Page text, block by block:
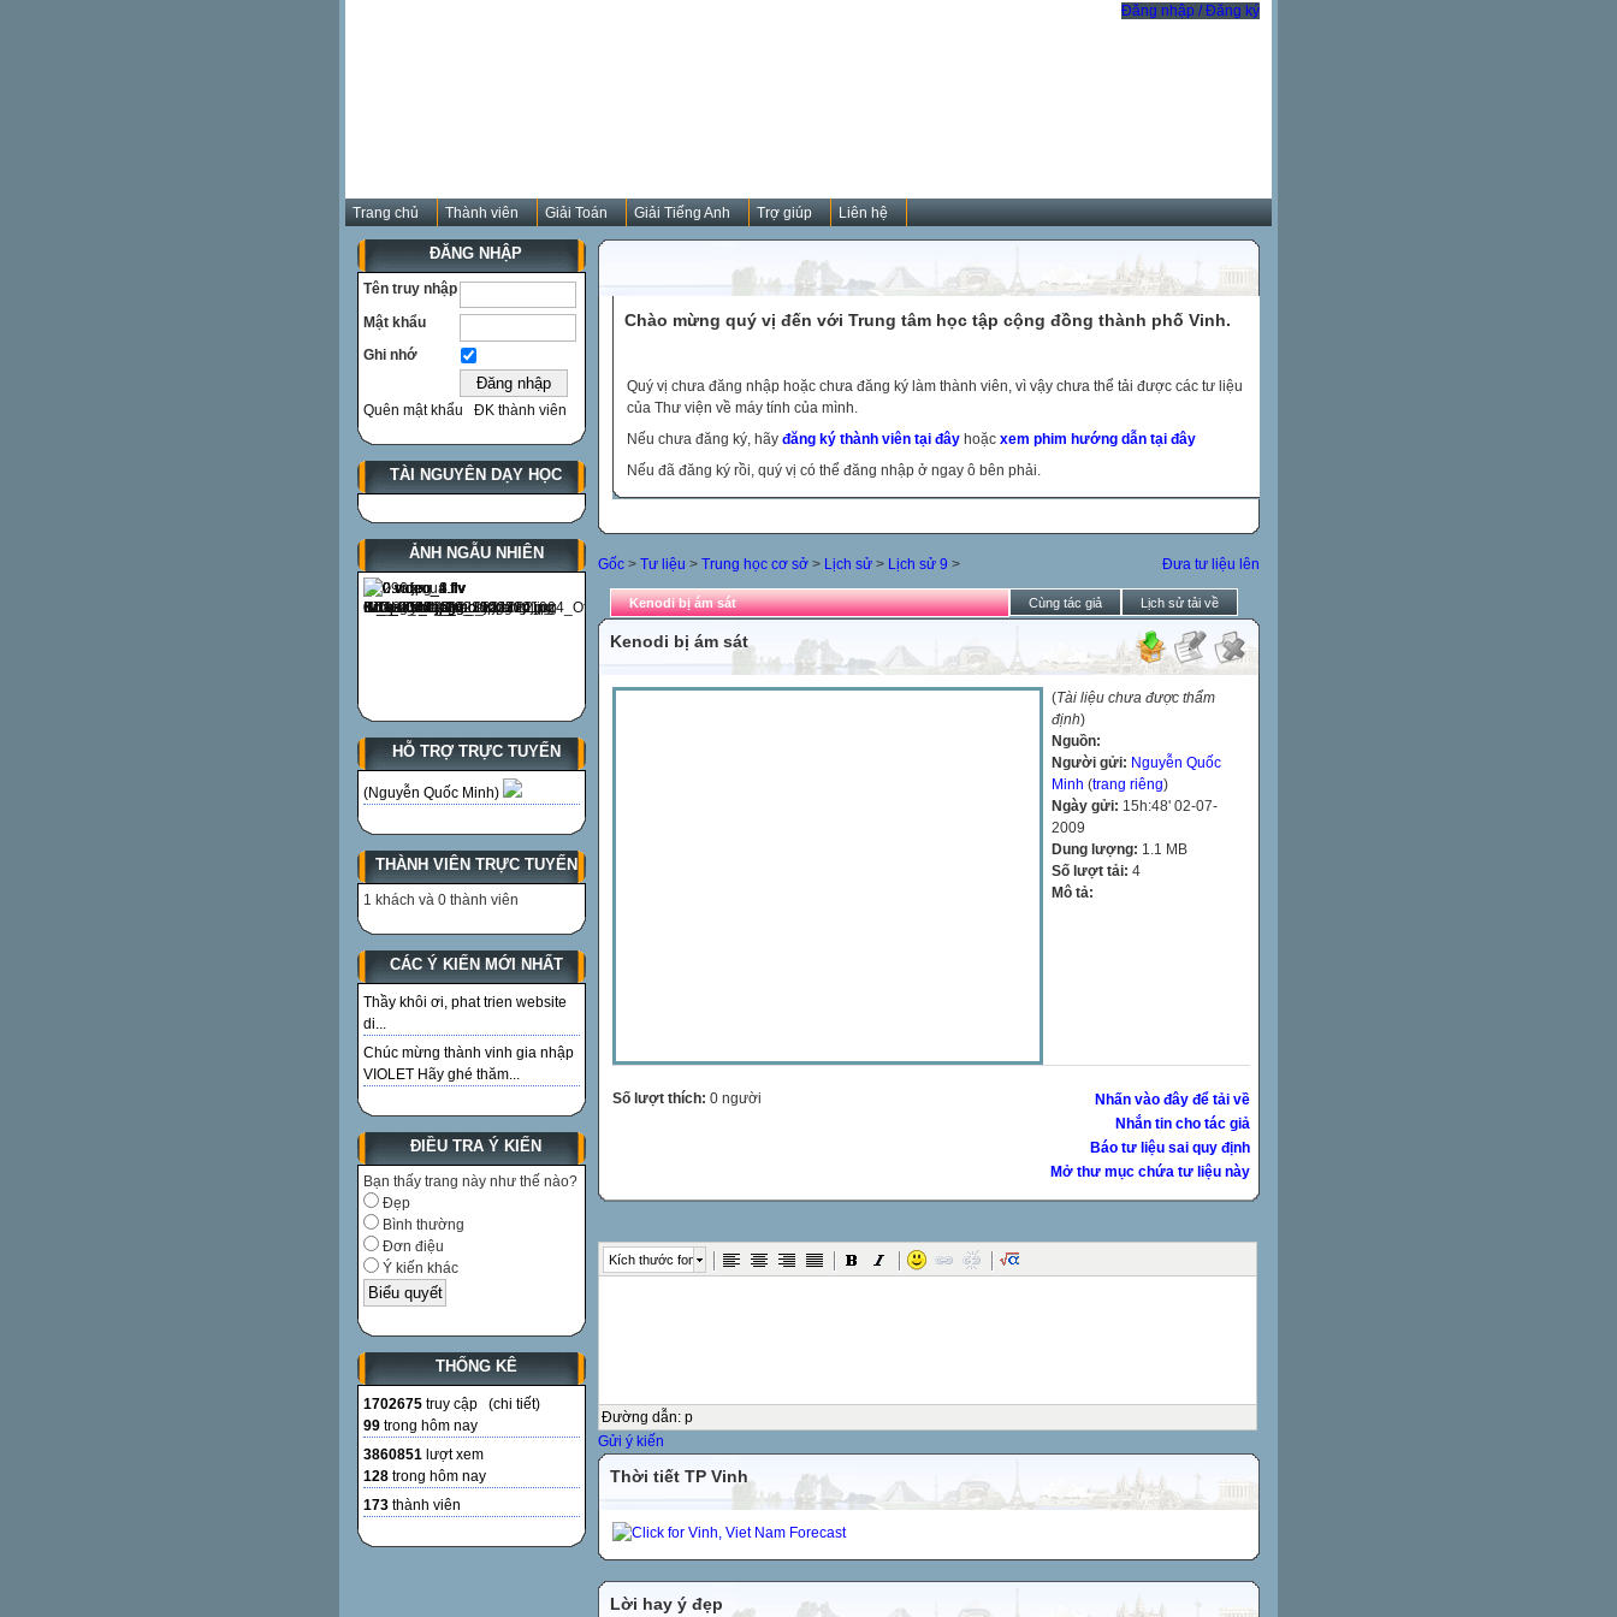
Đăng nhập / Đăng ký
Trang chủ Thành viên Giải Toán Giải Tiếng Anh Trợ giúp Liên hệ
ĐĂNG NHẬP
Tên truy nhập
Mật khẩu
Ghi nhớ
Quên mật khẩu ĐK thành viên
TÀI NGUYÊN DẠY HỌC
ẢNH NGẪU NHIÊN
HỖ TRỢ TRỰC TUYẾN
(Nguyễn Quốc Minh)
THÀNH VIÊN TRỰC TUYẾN
1 khách và 0 thành viên
CÁC Ý KIẾN MỚI NHẤT
Thầy khôi ơi, phat trien website
di...
Chúc mừng thành vinh gia nhập
VIOLET Hãy ghé thăm...
ĐIỀU TRA Ý KIẾN
Bạn thấy trang này như thế nào?
Đẹp
Bình thường
Đơn điệu
Ý kiến khác
THỐNG KÊ
1702675 truy cập (chi tiết)
99 trong hôm nay
3860851 lượt xem
128 trong hôm nay
173 thành viên
Chào mừng quý vị đến với Trung tâm học tập cộng đồng thành phố Vinh.
Quý vị chưa đăng nhập hoặc chưa đăng ký làm thành viên, vì vậy chưa thể tải được các tư liệu
của Thư viện về máy tính của mình.
Nếu chưa đăng ký, hãy đăng ký thành viên tại đây hoặc xem phim hướng dẫn tại đây
Nếu đã đăng ký rồi, quý vị có thể đăng nhập ở ngay ô bên phải.
Đưa tư liệu lên
Gốc > Tư liệu > Trung học cơ sở > Lịch sử > Lịch sử 9 >
Kenodi bị ám sát Cùng tác giả Lịch sử tải về
Kenodi bị ám sát
(Tài liệu chưa được thẩm
định)
Nguồn:
Người gửi: Nguyễn Quốc
Minh (trang riêng)
Ngày gửi: 15h:48' 02-07-
2009
Dung lượng: 1.1 MB
Số lượt tải: 4
Mô tả:
Nhấn vào đây để tải về
Nhắn tin cho tác giả
Báo tư liệu sai quy định
Mở thư mục chứa tư liệu này
Số lượt thích: 0 người
Kích thước font
Đường dẫn: p
Gửi ý kiến
Thời tiết TP Vinh
Lời hay ý đẹp